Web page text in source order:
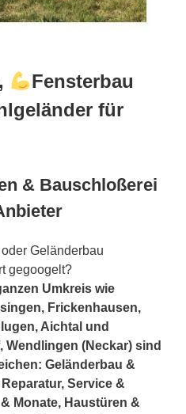
Fensterbau
für
& Bauschloßerei
Geländerbau
gegoogelt?
Umkreis wie
Frickenhausen,
Aichtal und
Wendlingen (Neckar) sind
Geländerbau &
Service &
Monate, Haustüren &